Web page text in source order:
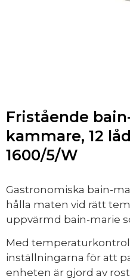
Fristående
kammare, 12
1600/5/W
Gastronomiska bain-
hålla maten vid rätt
uppvärmd bain-marie
Med
inställningarna för att
enheten är gjord av